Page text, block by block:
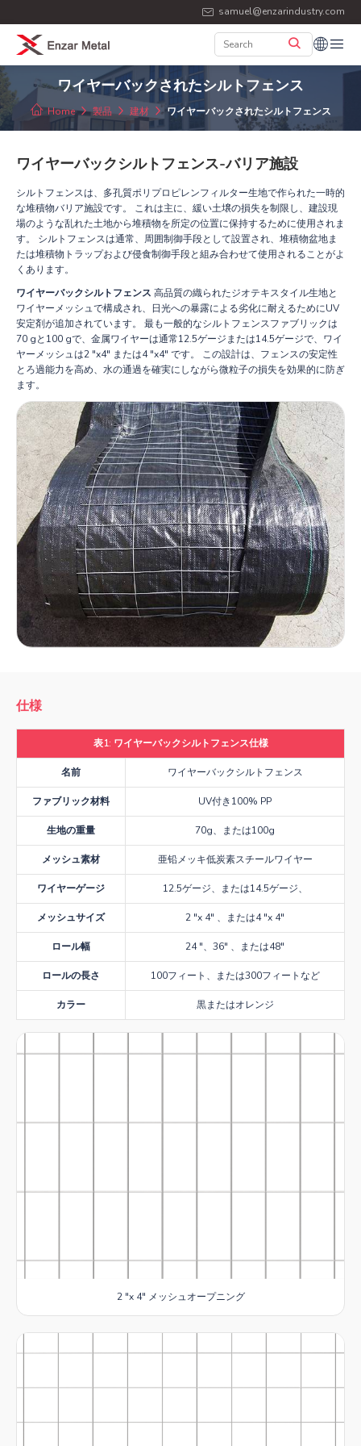
samuel@enzarindustry.com
ワイヤーバックされたシルトフェンス
Home 製品 建材 ワイヤーバックされたシルトフェンス
ワイヤーバックシルトフェンス-バリア施設
シルトフェンスは、多孔質ポリプロピレンフィルター生地で作られた一時的
な堆積物バリア施設です。 これは主に、緩い土壌の損失を制限し、建設現
場のような乱れた土地から堆積物を所定の位置に保持するために使用されま
す。 シルトフェンスは通常、周囲制御手段として設置され、堆積物盆地ま
たは堆積物トラップおよび侵食制御手段と組み合わせて使用されることがよ
くあります。
ワイヤーバックシルトフェンス 高品質の織られたジオテキスタイル生地と
ワイヤーメッシュで構成され、日光への暴露による劣化に耐えるためにUV
安定剤が追加されています。 最も一般的なシルトフェンスファブリックは
70 gと100 gで、金属ワイヤーは通常12.5ゲージまたは14.5ゲージで、ワイ
ヤーメッシュは2 "x4" または4 "x4" です。 この設計は、フェンスの安定性
とろ過能力を高め、水の通過を確実にしながら微粒子の損失を効果的に防ぎ
ます。
仕様
表1: ワイヤーバックシルトフェンス仕様
名前 ワイヤーバックシルトフェンス
ファブリック材料 UV付き100% PP
生地の重量 70g、または100g
メッシュ素材 亜铅メッキ低炭素スチールワイヤー
ワイヤーゲージ 12.5ゲージ、または14.5ゲージ、
メッシュサイズ 2 "x 4" 、または4 "x 4"
ロール幅 24 "、36" 、または48"
ロールの長さ 100フィート、または300フィートなど
カラー 黒またはオレンジ
2 "x 4" メッシュオープニング